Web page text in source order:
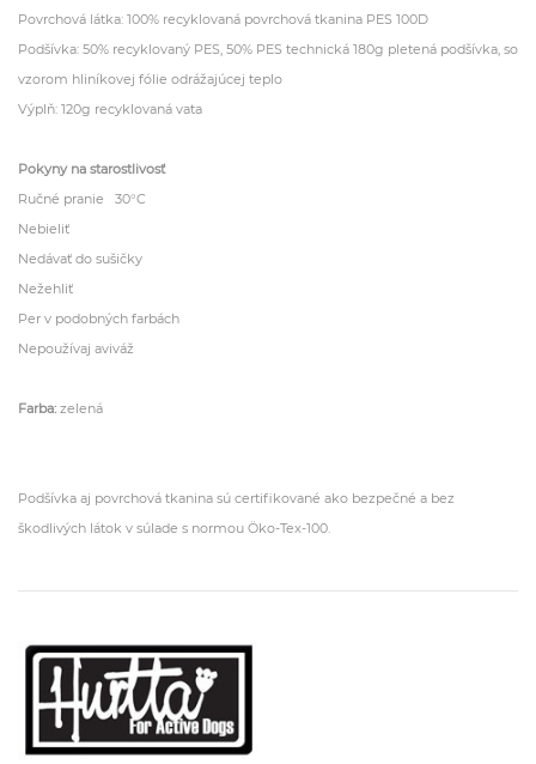
Povrchová látka: 100% recyklovaná povrchová tkanina PES 100D
Podšívka: 50% recyklovaný PES, 50% PES technická 180g pletená podšívka, so
vzorom hliníkovej fólie odrážajúcej teplo
Výplň: 120g recyklovaná vata
Pokyny na starostlivosť
Ručné pranie 30°C
Nebieliť
Nedávať do sušičky
Nežehliť
Per v podobných farbách
Nepoužívaj aviváž
Farba: zelená
Podšívka aj povrchová tkanina sú certifikované ako bezpečné a bez
škodlivých látok v súlade s normou Öko-Tex-100.